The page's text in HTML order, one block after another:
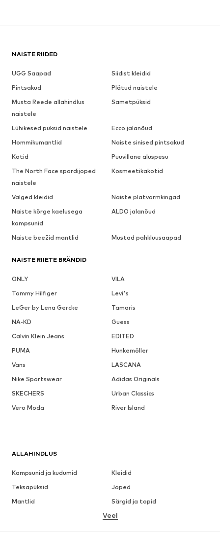
NAISTE RIIDED
UGG Saapad
Siidist kleidid
Pintsakud
Plätud naistele
Musta Reede allahindlus
naistele
Sametpüksid
Lühikesed püksid naistele
Ecco jalanõud
Hommikumantlid
Naiste sinised pintsakud
Kotid
Puuvillane aluspesu
The North Face spordijoped
naistele
Kosmeetikakotid
Valged kleidid
Naiste platvormkingad
Naiste kõrge kaelusega
kampsunid
ALDO jalanõud
Naiste beežid mantlid Mustad pahkluusaapad
NAISTE RIIETE BRÄNDID
ONLY
VILA
Tommy Hilfiger
Levi's
LeGer by Lena Gercke
Tamaris
NA-KD
Guess
Calvin Klein Jeans
EDITED
PUMA
Hunkemöller
Vans
LASCANA
Nike Sportswear
Adidas Originals
SKECHERS
Urban Classics
Vero Moda
River Island
ALLAHINDLUS
Kampsunid ja kudumid
Kleidid
Teksapüksid
Joped
Mantlid
Särgid ja topid
Pesu
Seelikud
Pluusid ja tuunikad
Veel